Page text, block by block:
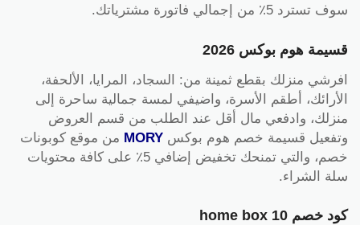
سوف تسترد 5٪ من إجمالي فاتورة مشترياتك.
قسيمة هوم بوكس 2026
افرشي منزلك بقطع ثمينة من: السجاد، المرايا، الألحفة،
الأرائك، أطقم الأسرة، واضيفي لمسة جمالية ساحرة إلى
منزلك، وادفعي مال أقل عند الطلب من قسم العروض
وتفعيل قسيمة خصم هوم بوكس MORY من موقع كوبونات
خصم، والتي تمنحك تخفيض إضافي 5٪ على كافة محتويات
سلة الشراء.
كود خصم home box 10